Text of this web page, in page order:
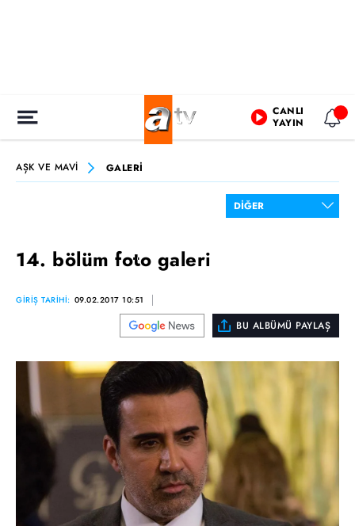
CANLI
YAYIN
AŞK VE MAVİ GALERİ
14. bölüm foto galeri
GİRİŞ TARİHİ: 09.02.2017 10:51
BU ALBÜMÜ PAYLAŞ